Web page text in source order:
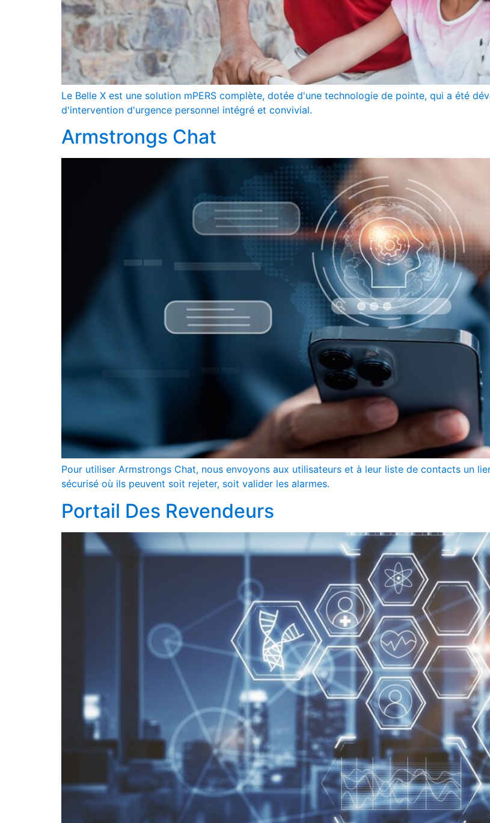
Le Belle X est une solution mPERS complète, dotée d'une technologie de pointe, qui a été
d'intervention d'urgence personnel intégré et convivial.
Armstrongs Chat
Pour utiliser Armstrongs Chat, nous envoyons aux utilisateurs et à leur liste de contacts un
sécurisé où ils peuvent soit rejeter, soit valider les alarmes.
Portail Des Revendeurs